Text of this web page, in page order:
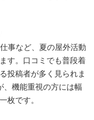
事など、夏の屋外活動
す。口コミでも普段着
投稿者が多く見られま
、機能重視の方には幅
枚です。